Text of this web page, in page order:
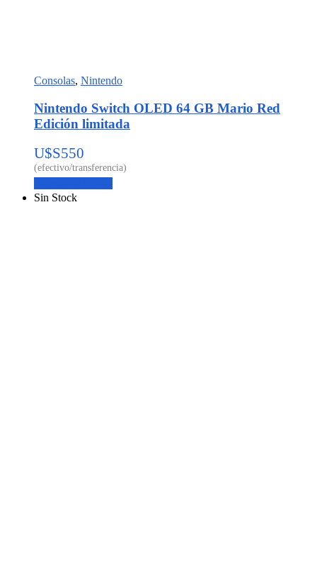
Consolas, Nintendo
Nintendo Switch OLED 64 GB Mario Red
Edición limitada
U$S550
Sin Stock